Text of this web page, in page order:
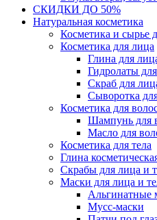
СКИДКИ ДО 50%
Натуральная косметика
Косметика и сырье
Косметика для лица
Глина для
Гидролаты
Скраб для
Сыворотка
Косметика для
Шампунь для
Масло для
Косметика для тела
Глина
Скрабы для лица и
Маски для лица и
Альгинатные
Мусс-маски